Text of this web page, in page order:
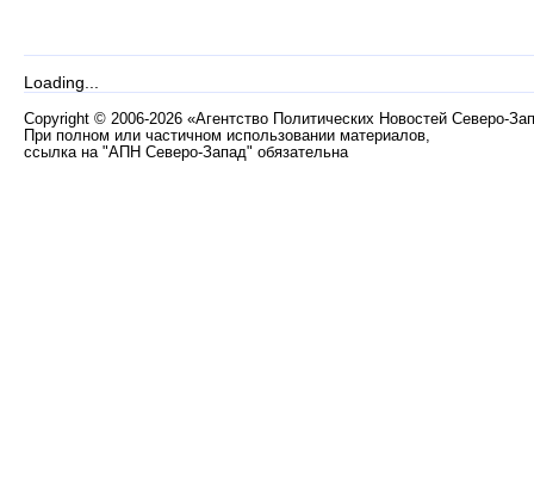
Loading...
Copyright © 2006-2026 «Агентство Политических Новостей Северо-
При полном или частичном использовании материалов,
ссылка на "АПН Северо-Запад" обязательна